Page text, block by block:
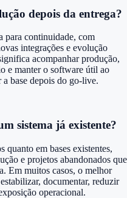
depois da entrega?
continuidade, com
integrações e evolução
acompanhar produção,
e manter o software útil ao
base depois do go-live.
sistema já existente?
quanto em bases existentes,
e projetos abandonados que
Em muitos casos, o melhor
documentar, reduzir
operacional.